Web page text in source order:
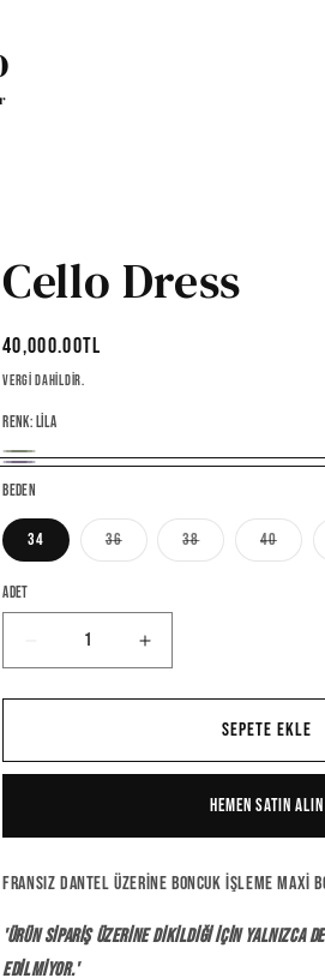
Cello Dress
Normal
fiyat
40,000.00TL
Vergi dahildir.
Renk: Lila
Mint
Varyasyon
tükendi
veya
kullanılamıyor
Lila
Beden
34 36
Varyasyon
38
Varyasyon
40
Adet
Dress
için
Cello
Dress
için
Sepete ekle
Hemen satın alın
Fransız dantel üzerine boncuk işleme maxi
'Ürün sipariş üzerine dikildiği için yalnızca
edilmiyor.'